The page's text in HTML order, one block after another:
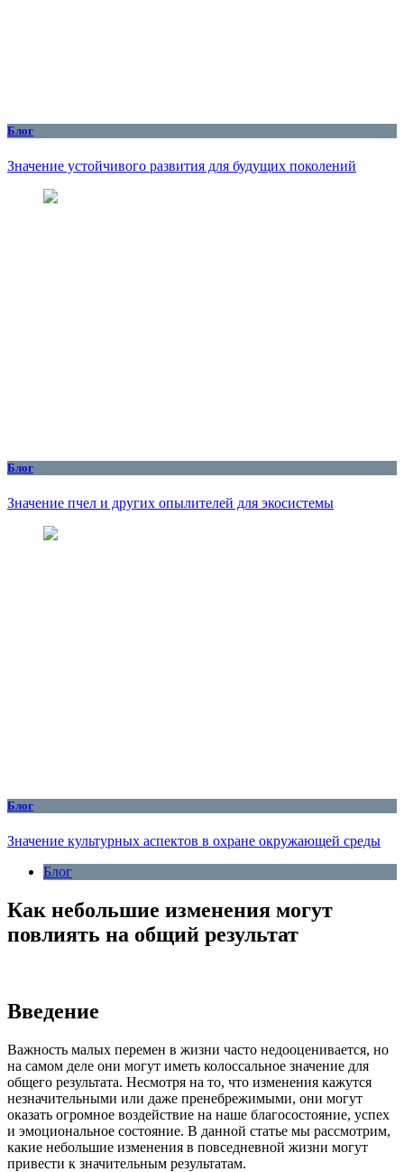
Блог
Значение устойчивого развития для будущих поколений
Блог
Значение пчел и других опылителей для экосистемы
Блог
Значение культурных аспектов в охране окружающей среды
Блог
Как небольшие изменения могут
повлиять на общий результат
Введение
Важность малых перемен в жизни часто недооценивается, но
на самом деле они могут иметь колоссальное значение для
общего результата. Несмотря на то, что изменения кажутся
незначительными или даже пренебрежимыми, они могут
оказать огромное воздействие на наше благосостояние, успех
и эмоциональное состояние. В данной статье мы рассмотрим,
какие небольшие изменения в повседневной жизни могут
привести к значительным результатам.